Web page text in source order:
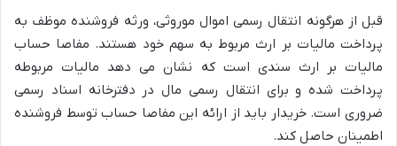
قبل از هرگونه انتقال رسمی اموال موروثی، ورثه فروشنده موظف به
پرداخت مالیات بر ارث مربوط به سهم خود هستند. مفاصا حساب
مالیات بر ارث سندی است که نشان می دهد مالیات مربوطه
پرداخت شده و برای انتقال رسمی مال در دفترخانه اسناد رسمی
ضروری است. خریدار باید از ارائه این مفاصا حساب توسط فروشنده
اطمینان حاصل کند.